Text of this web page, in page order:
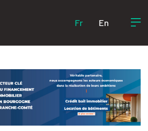
Fr En